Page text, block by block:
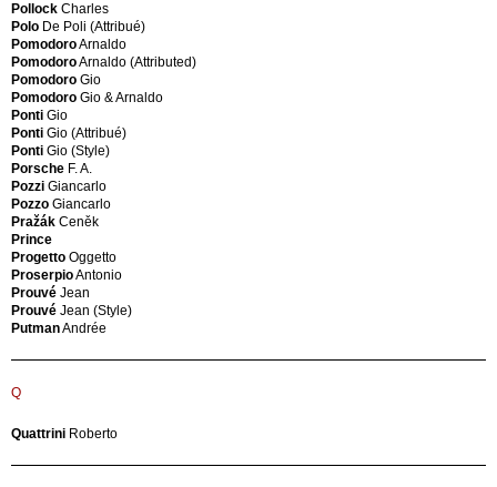
Gatti
Piero
Gennari
Veruska
Georget
Gerli
Eugenio
Ghersi
Umberto
Giani
Gibelli
Giuseppe
Gigante
Gian
Nicola
Gilardi
Gilardi
Piero
Gillon
Giraudon
Mathsson
Kartell
Keramikfabrik
Elsterwerda
Knoll
International
Knoll
International
(Style)
Kold
Christensen
Kosta
Kosta
Boda
Krösselbach
Krupp
Kurt
Thut
Barbieri
Pollock Charles
Polo De Poli (Attribué)
PomodoroArnaldo
PomodoroArnaldo (Attributed)
Pomodoro Gio
Pomodoro Gio & Arnaldo
Ponti Gio
Ponti Gio (Attribué)
Ponti Gio (Style)
Porsche F. A.
Pozzi Giancarlo
Pozzo Giancarlo
Pražák Ceněk
Prince
Progetto Oggetto
ProserpioAntonio
Prouvé Jean
Prouvé Jean (Style)
PutmanAndrée
Q
Quattrini Roberto